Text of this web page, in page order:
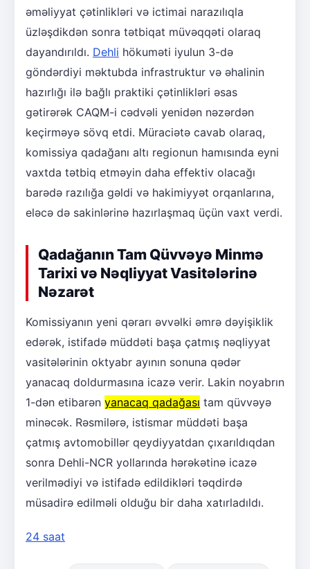
əməliyyat çətinlikləri və ictimai narazılıqla
üzləşdikdən sonra tətbiqat müvəqqəti olaraq
dayandırıldı. Dehli hökuməti iyulun 3-də
göndərdiyi məktubda infrastruktur və əhalinin
hazırlığı ilə bağlı praktiki çətinlikləri əsas
gətirərək CAQM-i cədvəli yenidən nəzərdən
keçirməyə sövq etdi. Müraciətə cavab olaraq,
komissiya qadağanı altı regionun hamısında eyni
vaxtda tətbiq etməyin daha effektiv olacağı
barədə razılığa gəldi və hakimiyyət orqanlarına,
eləcə də sakinlərinə hazırlaşmaq üçün vaxt verdi.
Qadağanın Tam Qüvvəyə Minmə
Tarixi və Nəqliyyat Vasitələrinə
Nəzarət
Komissiyanın yeni qərarı əvvəlki əmrə dəyişiklik
edərək, istifadə müddəti başa çatmış nəqliyyat
vasitələrinin oktyabr ayının sonuna qədər
yanacaq doldurmasına icazə verir. Lakin noyabrın
1-dən etibarən yanacaq qadağası tam qüvvəyə
minəcək. Rəsmilərə, istismar müddəti başa
çatmış avtomobillər qeydiyyatdan çıxarıldıqdan
sonra Dehli-NCR yollarında hərəkətinə icazə
verilmədiyi və istifadə edildikləri təqdirdə
müsadirə edilməli olduğu bir daha xatırladıldı.
24 saat